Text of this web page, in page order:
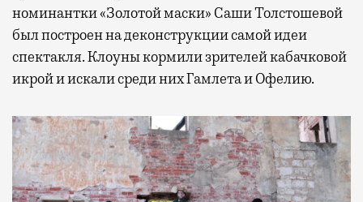
номинантки «Золотой маски» Саши Толстошевой
был построен на деконструкции самой идеи
спектакля. Клоуны кормили зрителей кабачковой
икрой и искали среди них Гамлета и Офелию.